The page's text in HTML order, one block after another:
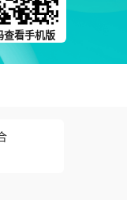
查看手机版